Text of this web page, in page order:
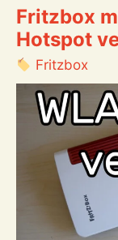
an
Fritzbox
Hotspot
Fritzbox